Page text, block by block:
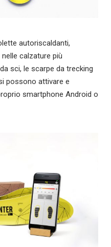
autoriscaldanti,
calzature più
sci, le scarpe da trecking
possono attivare e
smartphone Android o